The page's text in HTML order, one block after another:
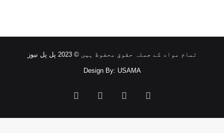
تمام مواد کے جملہ حقوق محفوظ ہیں © 2023 پل پل نیوز
Design By: USAMA